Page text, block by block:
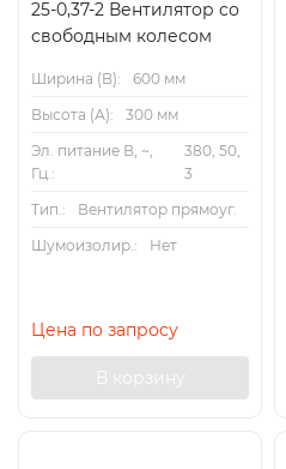
График производительности
25-0,37-2 Вентилятор cо
свободным колесом
Ширина (B):
600 мм
Высота (А):
300 мм
Эл. питание В, ~,
Гц.:
380, 50,
3
Тип.:
Вентилятор прямоуг.
Шумоизолир.:
Нет
Цена по запросу
В корзину